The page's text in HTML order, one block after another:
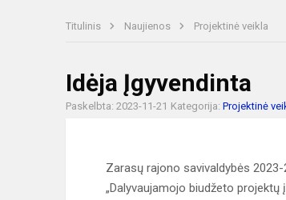
Titulinis Naujienos Projektinė veikla
Idėja Įgyvendinta
Paskelbta: 2023-11-21 Kategorija: Projektinė
Zarasų rajono savivaldybės
„Dalyvaujamojo biudžeto